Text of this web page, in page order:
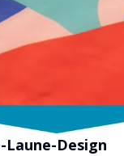
Laune-Design